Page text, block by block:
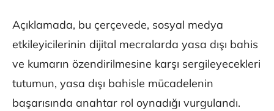
Açıklamada, bu çerçevede, sosyal medya
etkileyicilerinin dijital mecralarda yasa dışı bahis
ve kumarın özendirilmesine karşı sergileyecekleri
tutumun, yasa dışı bahisle mücadelenin
başarısında anahtar rol oynadığı vurgulandı.